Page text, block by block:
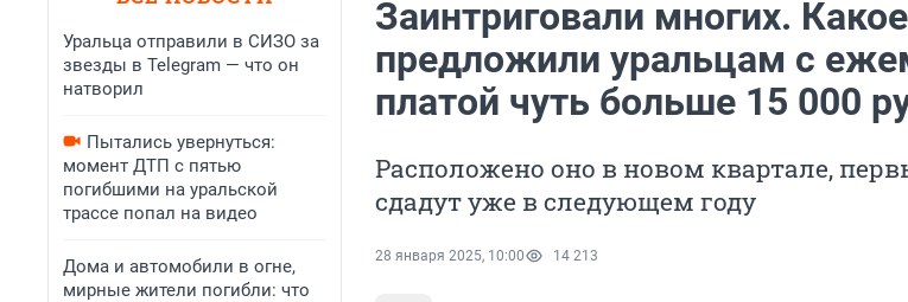
Уральца отправили в СИЗО за
звезды в Telegram — что он
натворил
Пытались увернуться:
момент ДТП с пятью
погибшими на уральской
трассе попал на видео
Дома и автомобили в огне,
мирные жители погибли: что
Заинтриговали многих.
предложили уральцам с
платой чуть больше 15 000
Расположено оно в новом квартале,
сдадут уже в следующем году
28 января 2025, 10:00 14 213